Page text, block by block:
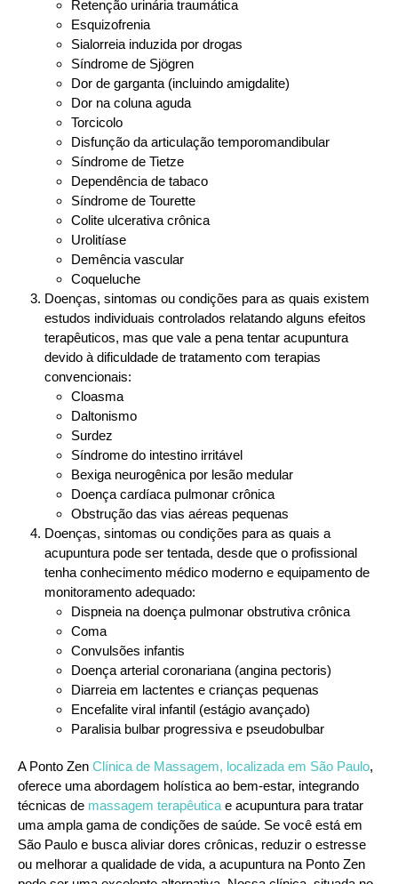
Retenção urinária traumática
Esquizofrenia
Sialorreia induzida por drogas
Síndrome de Sjögren
Dor de garganta (incluindo amigdalite)
Dor na coluna aguda
Torcicolo
Disfunção da articulação temporomandibular
Síndrome de Tietze
Dependência de tabaco
Síndrome de Tourette
Colite ulcerativa crônica
Urolitíase
Demência vascular
Coqueluche
Doenças, sintomas ou condições para as quais existem
estudos individuais controlados relatando alguns efeitos
terapêuticos, mas que vale a pena tentar acupuntura
devido à dificuldade de tratamento com terapias
convencionais:
Cloasma
Daltonismo
Surdez
Síndrome do intestino irritável
Bexiga neurogênica por lesão medular
Doença cardíaca pulmonar crônica
Obstrução das vias aéreas pequenas
Doenças, sintomas ou condições para as quais a
acupuntura pode ser tentada, desde que o profissional
tenha conhecimento médico moderno e equipamento de
monitoramento adequado:
Dispneia na doença pulmonar obstrutiva crônica
Coma
Convulsões infantis
Doença arterial coronariana (angina pectoris)
Diarreia em lactentes e crianças pequenas
Encefalite viral infantil (estágio avançado)
Paralisia bulbar progressiva e pseudobulbar
A Ponto Zen Clínica de Massagem, localizada em São Paulo,
oferece uma abordagem holística ao bem-estar, integrando
técnicas de massagem terapêutica e acupuntura para tratar
uma ampla gama de condições de saúde. Se você está em
São Paulo e busca aliviar dores crônicas, reduzir o estresse
ou melhorar a qualidade de vida, a acupuntura na Ponto Zen